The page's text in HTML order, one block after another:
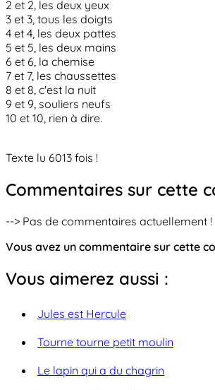
2 et 2, les deux yeux
3 et 3, tous les doigts
4 et 4, les deux pattes
5 et 5, les deux mains
6 et 6, la chemise
7 et 7, les chaussettes
8 et 8, c'est la nuit
9 et 9, souliers neufs
10 et 10, rien à dire.
Texte lu 6013 fois !
Commentaires sur cette
--> Pas de commentaires actuellement !
Vous avez un commentaire sur cette
Vous aimerez aussi :
Jules est Hercule
Tourne tourne petit moulin
Le lapin qui a du chagrin